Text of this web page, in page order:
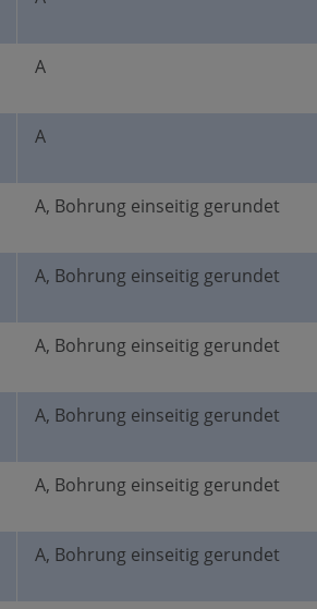
A
A
A, Bohrung einseitig gerundet
A, Bohrung einseitig gerundet
A, Bohrung einseitig gerundet
A, Bohrung einseitig gerundet
A, Bohrung einseitig gerundet
A, Bohrung einseitig gerundet